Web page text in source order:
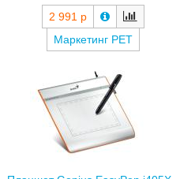
2 991 р
Маркетинг РЕТ